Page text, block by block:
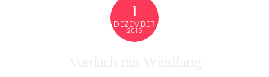
1
DEZEMBER
2016